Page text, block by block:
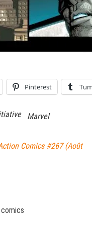
Pinterest
Marvel
Comics #267 (Août